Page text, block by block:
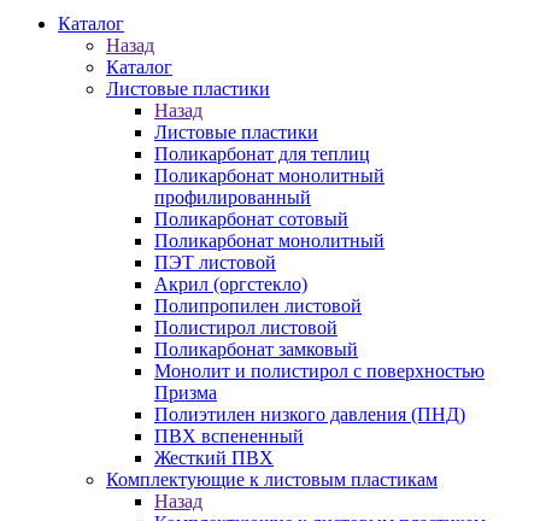
Каталог
Назад
Каталог
Листовые пластики
Назад
Листовые пластики
Поликарбонат для теплиц
Поликарбонат монолитный
профилированный
Поликарбонат сотовый
Поликарбонат монолитный
ПЭТ листовой
Акрил (оргстекло)
Полипропилен листовой
Полистирол листовой
Поликарбонат замковый
Монолит и полистирол с поверхностью
Призма
Полиэтилен низкого давления (ПНД)
ПВХ вспененный
Жесткий ПВХ
Комплектующие к листовым пластикам
Назад